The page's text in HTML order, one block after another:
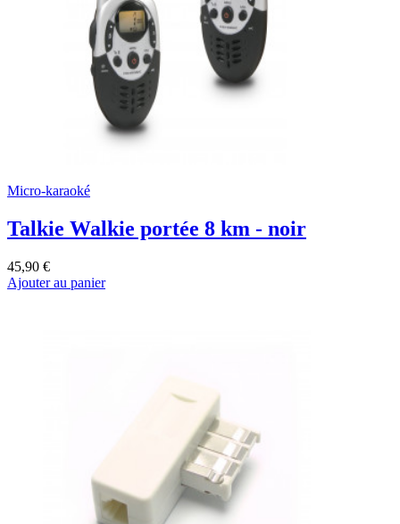
Micro-karaoké
Talkie Walkie portée 8 km - noir
45,90 €
Ajouter au panier